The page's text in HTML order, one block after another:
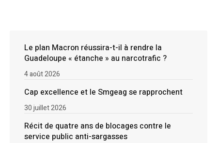
Le plan Macron réussira-t-il à rendre la
Guadeloupe « étanche » au narcotrafic ?
4 août 2026
Cap excellence et le Smgeag se rapprochent
30 juillet 2026
Récit de quatre ans de blocages contre le
service public anti-sargasses